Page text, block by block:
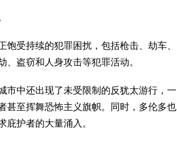
饱受持续的犯罪困扰，包括枪击、劫车、
、盗窃和人身攻击等犯罪活动。
市中还出现了未受限制的反犹太游行，一
甚至挥舞恐怖主义旗帜。同时，多伦多也
庇护者的大量涌入。